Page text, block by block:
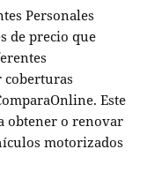
Personales
de precio que
coberturas
Este
obtener o renovar
motorizados